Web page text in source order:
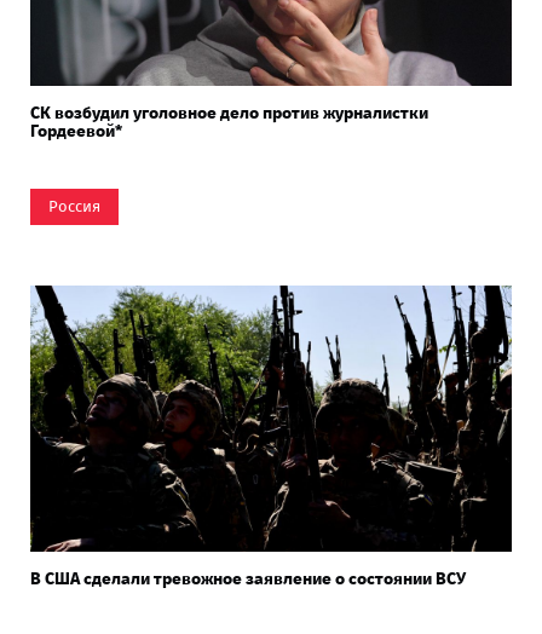
СК возбудил уголовное дело против журналистки
Гордеевой*
Россия
В США сделали тревожное заявление о состоянии ВСУ